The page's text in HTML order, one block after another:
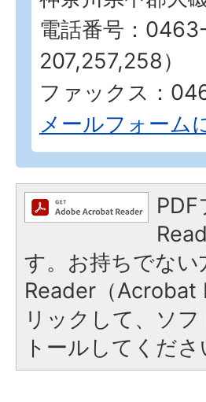
電話番号：
207,257,258）
ファックス：
メールフォーム
す。お持ちでな
Reader（Acrobat
リックして、ソ
トールしてくださ